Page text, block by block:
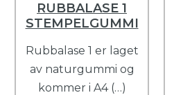
RUBBALASE 1
STEMPELGUMMI
Rubbalase 1 er laget
av naturgummi og
kommer i A4 (…)